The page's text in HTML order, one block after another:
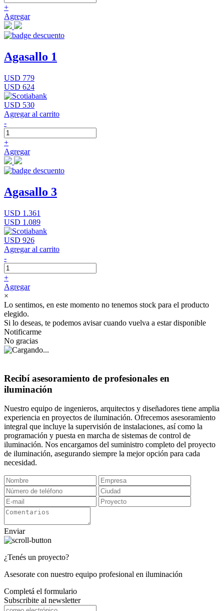
+
Agregar
Agasallo 1
USD 779
USD 624
USD 530
Agregar al carrito
-
+
Agregar
Agasallo 3
USD 1.361
USD 1.089
USD 926
Agregar al carrito
-
+
Agregar
×
Lo sentimos, en este momento no tenemos stock para el producto
elegido.
Si lo deseas, te podemos avisar cuando vuelva a estar disponible
Notificarme
No gracias
Recibí asesoramiento de profesionales en
iluminación
Nuestro equipo de ingenieros, arquitectos y diseñadores tiene amplia
experiencia en proyectos de iluminación. Ofrecemos asesoramiento
integral que incluye la supervisión de instalaciones, así como la
programación y puesta en marcha de sistemas de control de
iluminación. Nos encargamos del suministro completo del proyecto
de iluminación, asegurando siempre la mejor opción para cada
necesidad.
Enviar
¿Tenés un proyecto?
Asesorate con nuestro equipo profesional en iluminación
Completá el formulario
Subscribite al newsletter